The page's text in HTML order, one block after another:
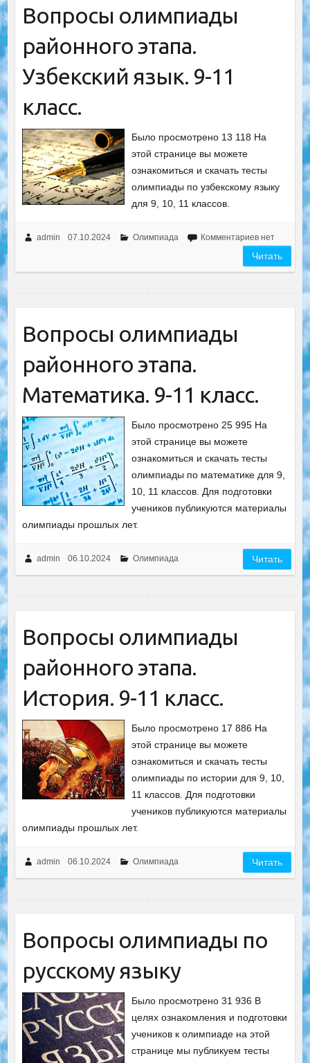
Вопросы олимпиады
районного этапа.
Узбекский язык. 9-11
класс.
Было просмотрено 13 118 На
этой странице вы можете
ознакомиться и скачать тесты
олимпиады по узбекскому языку
для 9, 10, 11 классов.
admin 07.10.2024 Олимпиада Комментариев нет
Читать
Вопросы олимпиады
районного этапа.
Математика. 9-11 класс.
Было просмотрено 25 995 На
этой странице вы можете
ознакомиться и скачать тесты
олимпиады по математике для 9,
10, 11 классов. Для подготовки
учеников публикуются материалы
олимпиады прошлых лет.
admin 06.10.2024 Олимпиада Читать
Вопросы олимпиады
районного этапа.
История. 9-11 класс.
Было просмотрено 17 886 На
этой странице вы можете
ознакомиться и скачать тесты
олимпиады по истории для 9, 10,
11 классов. Для подготовки
учеников публикуются материалы
олимпиады прошлых лет.
admin 06.10.2024 Олимпиада Читать
Вопросы олимпиады по
русскому языку
Было просмотрено 31 936 В
целях ознакомления и подготовки
учеников к олимпиаде на этой
странице мы публикуем тесты